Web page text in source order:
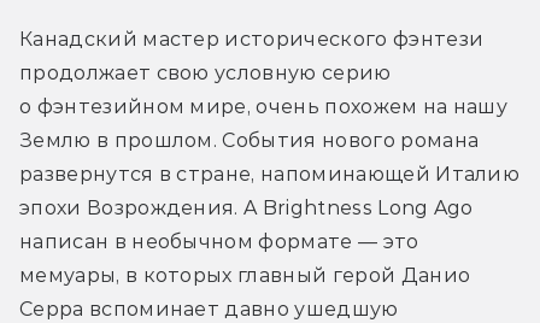
Канадский мастер исторического фэнтези
продолжает свою условную серию
о фэнтезийном мире, очень похожем на нашу
Землю в прошлом. События нового романа
развернутся в стране, напоминающей Италию
эпохи Возрождения. A Brightness Long Ago
написан в необычном формате — это
мемуары, в которых главный герой Данио
Серра вспоминает давно ушедшую